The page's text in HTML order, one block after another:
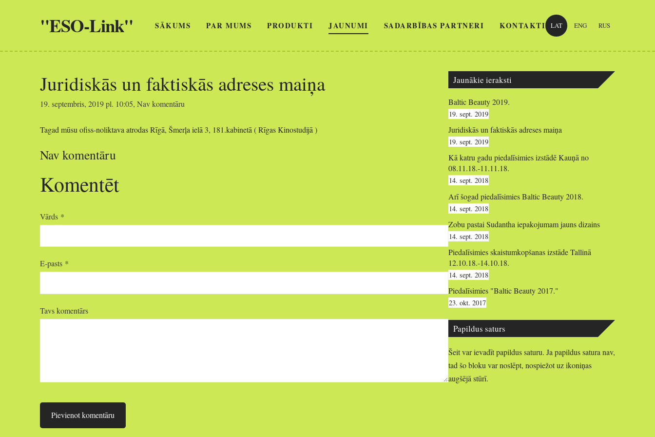
"ESO-Link" SĀKUMS PAR MUMS PRODUKTI JAUNUMI SADARBĪBAS PARTNERI KONTAKTI LAT ENG RUS
Jaunākie ieraksti
Baltic Beauty 2019.
19. sept. 2019
Juridiskās un faktiskās adreses maiņa
19. sept. 2019
Kā katru gadu piedalīsimies izstādē Kauņā no
08.11.18.-11.11.18.
14. sept. 2018
Arī šogad piedalīsimies Baltic Beauty 2018.
14. sept. 2018
Zobu pastai Sudantha iepakojumam jauns dizains
14. sept. 2018
Piedalīsimies skaistumkopšanas izstāde Tallinā
12.10.18.-14.10.18.
14. sept. 2018
Piedalīsimies "Baltic Beauty 2017."
23. okt. 2017
Papildus saturs
Šeit var ievadīt papildus saturu. Ja papildus satura nav,
tad šo bloku var noslēpt, nospiežot uz ikoniņas
augšējā stūrī.
Juridiskās un faktiskās adreses maiņa
19. septembris, 2019 pl. 10:05, Nav komentāru
Tagad mūsu ofiss-noliktava atrodas Rīgā, Šmerļa ielā 3, 181.kabinetā ( Rīgas Kinostudijā )
Nav komentāru
Komentēt
Vārds *
E-pasts *
Tavs komentārs